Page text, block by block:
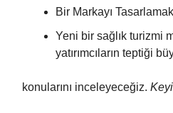
Bir Markayı Tasarlamak
Yeni bir sağlık turizmi
yatırımcıların teptiği
konularını inceleyeceğiz.